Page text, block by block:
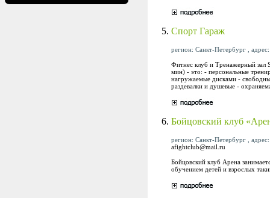
5. Спорт Гараж
регион: Санкт-Петербург ,
Фитнес клуб и Тренажерный зал
мин) - это: - персональные
нагружаемые дисками -
раздевалки и душевые -
6. Бойцовский клуб
регион: Санкт-Петербург ,
afightclub@mail.ru
Бойцовский клуб Арена
обучением детей и взрослых